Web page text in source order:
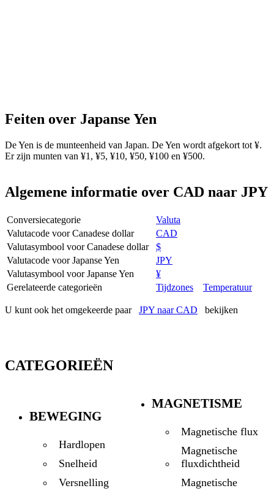
Feiten over Japanse Yen
De Yen is de munteenheid van Japan. De Yen wordt afgekort tot ¥.
Er zijn munten van ¥1, ¥5, ¥10, ¥50, ¥100 en ¥500.
Algemene informatie over CAD naar JPY
Conversiecategorie
Valuta
Valutacode voor Canadese dollar
CAD
Valutasymbool voor Canadese dollar
$
Valutacode voor Japanse Yen
JPY
Valutasymbool voor Japanse Yen
¥
Gerelateerde categorieën
Tijdzones Temperatuur
U kunt ook het omgekeerde paar JPY naar CAD bekijken
CATEGORIEËN
BEWEGING
Hardlopen
Snelheid
Versnelling
MAGNETISME
Magnetische flux
Magnetische
fluxdichtheid
Magnetische